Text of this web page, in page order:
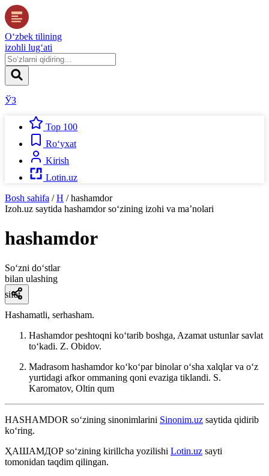
O‘zbek tilining
izohli lug‘ati
ЎЗ
Top 100
Ro‘yxat
Kirish
Lotin.uz
Bosh sahifa / H / hashamdor
Izoh.uz saytida hashamdorso‘zining izohi va ma’nolari
hashamdor
So‘zni do‘stlar
bilan ulashing
sifat
Hashamatli, serhasham.
Hashamdor peshtoqni koʻtarib boshga, Azamat ustunlar savlat
toʻkadi. Z. Obidov.
Madrasom hashamdor koʻkoʻpar binolar oʻsha xalqlar va oʻz
yurtidagi afkor ommaning qoni evaziga tiklandi. S.
Karomatov, Oltin qum
HASHAMDOR so‘zining sinonimlarini Sinonim.uz saytida qidirib
ko‘ring.
ҲАШАМДОР so‘zining kirillcha yozilishi Lotin.uz sayti
tomonidan taqdim qilingan.